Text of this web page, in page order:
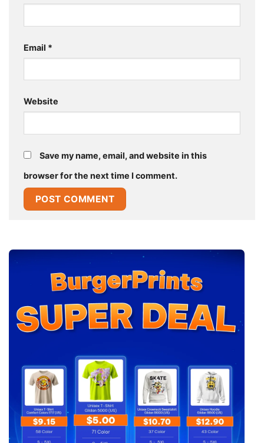
Email *
Website
Save my name, email, and website in this
browser for the next time I comment.